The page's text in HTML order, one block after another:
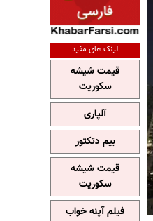
لینک های مفید
قیمت شیشه
سکوریت
آلپاری
بیم دتکتور
قیمت شیشه
سکوریت
فیلم آپنه خواب